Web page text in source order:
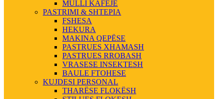
MULLI KAFEJE
PASTRIMI & SHTEPIA
FSHESA
HEKURA
MAKINA QEPËSE
PASTRUES XHAMASH
PASTRUES RROBASH
VRASESE INSEKTESH
BAULE FTOHESE
KUJDESI PERSONAL
THARËSE FLOKËSH